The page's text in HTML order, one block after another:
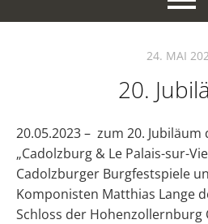
24. MAI
20.
20.05.2023 – zum 20.
„Cadolzburg & Le Palais-sur-
Cadolzburger Burgfestspiele
Komponisten Matthias Lange
Schloss der Hohenzollernburg